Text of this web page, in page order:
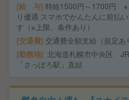
給 与 時給1500円～1700円 ※
り優遇 スマホでかんたんに前払
す（※上限、条件あり）
交通費 交通費全額支給（規定あ
勤務地
北海道札幌市中央区
「さっぽろ駅」直結